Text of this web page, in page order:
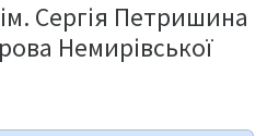
Сергія Петришина
Немирівської